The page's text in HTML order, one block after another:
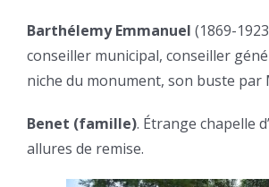
Barthélemy Emmanuel (1869-
conseiller municipal, conseiller
niche du monument, son buste par
Benet (famille). Étrange chapelle
allures de remise.